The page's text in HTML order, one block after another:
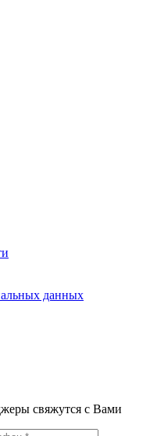
данных
свяжутся с Вами